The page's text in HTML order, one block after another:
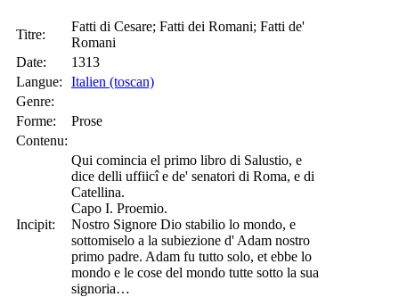
Titre:
Fatti di Cesare; Fatti dei Romani; Fatti de'
Romani
Date:
1313
Langue:
Italien (toscan)
Genre:
Forme:
Prose
Contenu:
Incipit:
Qui comincia el primo libro di Salustio, e
dice delli uffiicî e de' senatori di Roma, e di
Catellina.
Capo I. Proemio.
Nostro Signore Dio stabilio lo mondo, e
sottomiselo a la subiezione d' Adam nostro
primo padre. Adam fu tutto solo, et ebbe lo
mondo e le cose del mondo tutte sotto la sua
signoria…